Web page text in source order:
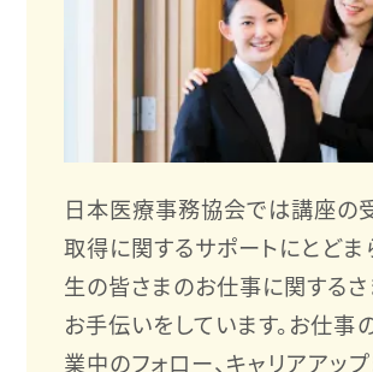
日本医療事務協会では講座の
取得に関するサポートにとどま
生の皆さまのお仕事に関する
お手伝いをしています。お仕事
業中のフォロー、キャリアアッ